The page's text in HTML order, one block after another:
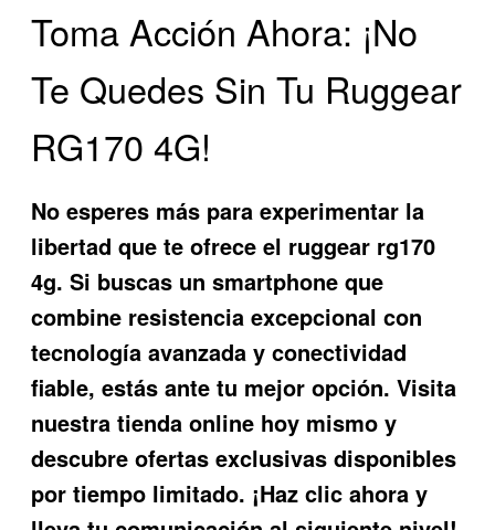
Toma Acción Ahora: ¡No
Te Quedes Sin Tu Ruggear
RG170 4G!
No esperes más para experimentar la
libertad que te ofrece el ruggear rg170
4g. Si buscas un smartphone que
combine resistencia excepcional con
tecnología avanzada y conectividad
fiable, estás ante tu mejor opción. Visita
nuestra tienda online hoy mismo y
descubre ofertas exclusivas disponibles
por tiempo limitado. ¡Haz clic ahora y